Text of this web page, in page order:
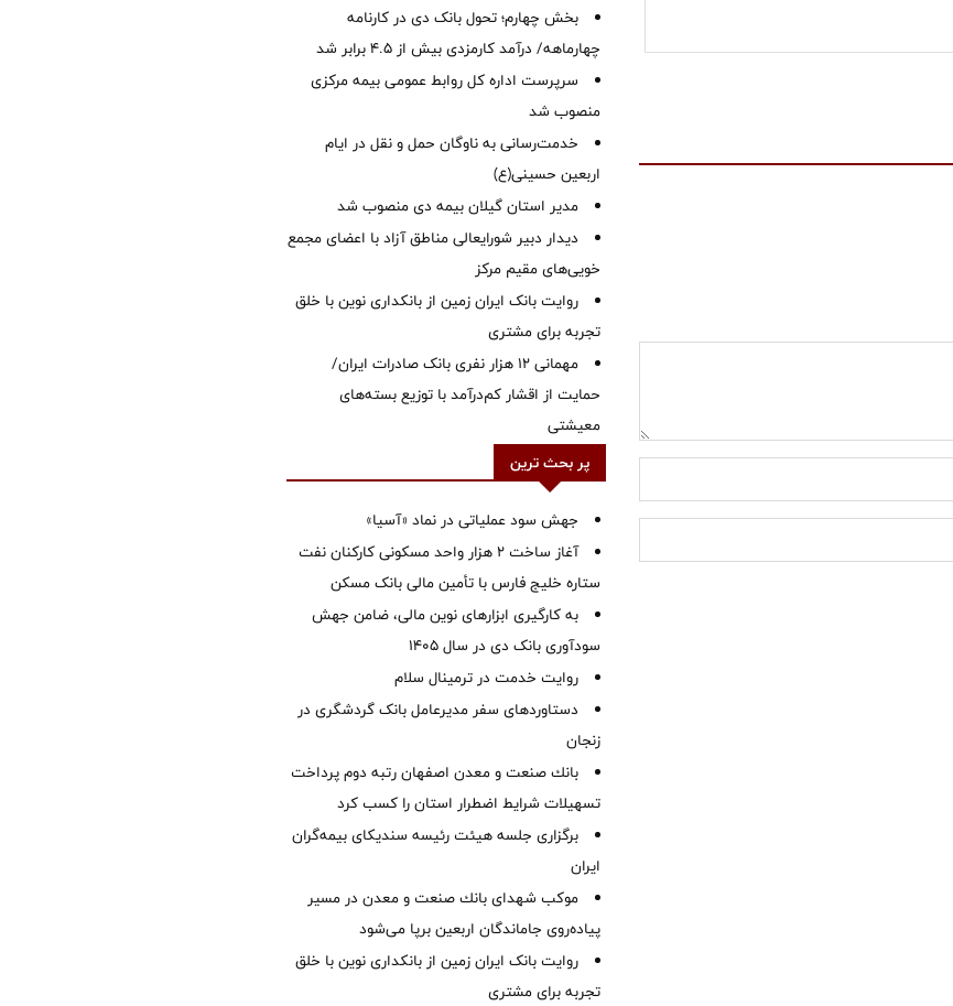
بخش چهارم؛ تحول بانک دی در کارنامه
چهارماهه/ درآمد کارمزدی بیش از ۴.۵ برابر شد
سرپرست اداره کل روابط عمومی بیمه مرکزی
منصوب شد
خدمت‌رسانی به ناوگان حمل و نقل در ایام
اربعین حسینی(ع)
‌مدیر استان گیلان بیمه دی منصوب شد
دیدار دبیر شورایعالی مناطق آزاد با اعضای مجمع
خویی‌های مقیم مرکز
روایت بانک ایران زمین از بانکداری نوین با خلق
تجربه برای مشتری
مهمانی ۱۲ هزار نفری بانک صادرات ایران/
حمایت از اقشار کم‌درآمد با توزیع بسته‌های
معیشتی
پر بحث ترین
جهش سود عملیاتی در نماد «آسیا»
آغاز ساخت ۲ هزار واحد مسکونی کارکنان نفت
ستاره خلیج فارس با تأمین مالی بانک مسکن
به کارگیری ابزارهای نوین مالی، ضامن جهش
سودآوری بانک دی در سال 1405
روایت خدمت در ترمینال سلام
دستاوردهای سفر مدیرعامل بانک گردشگری در
زنجان
بانك صنعت و معدن اصفهان رتبه دوم پرداخت
تسهیلات شرایط اضطرار استان را كسب كرد
برگزاری جلسه هیئت رئیسه سندیکای بیمه‌گران
ایران
موكب شهدای بانك صنعت و معدن در مسیر
پیاده‌روی جاماندگان اربعین برپا می‌شود
روایت بانک ایران زمین از بانکداری نوین با خلق
تجربه برای مشتری